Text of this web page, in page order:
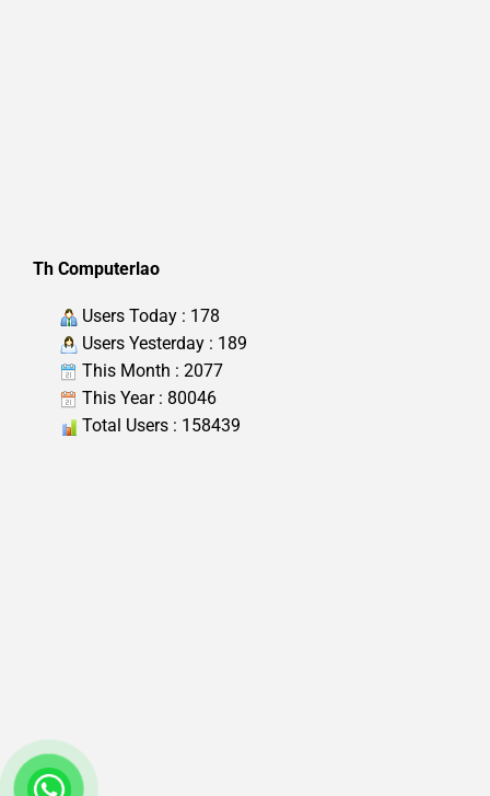
Th Computerlao
Users Today : 178
Users Yesterday : 189
This Month : 2077
This Year : 80046
Total Users : 158439